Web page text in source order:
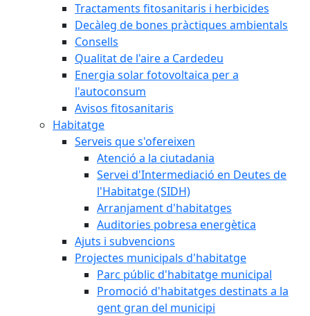
Tractaments fitosanitaris i herbicides
Decàleg de bones pràctiques ambientals
Consells
Qualitat de l'aire a Cardedeu
Energia solar fotovoltaica per a
l'autoconsum
Avisos fitosanitaris
Habitatge
Serveis que s'ofereixen
Atenció a la ciutadania
Servei d'Intermediació en Deutes de
l'Habitatge (SIDH)
Arranjament d'habitatges
Auditories pobresa energètica
Ajuts i subvencions
Projectes municipals d'habitatge
Parc públic d'habitatge municipal
Promoció d'habitatges destinats a la
gent gran del municipi